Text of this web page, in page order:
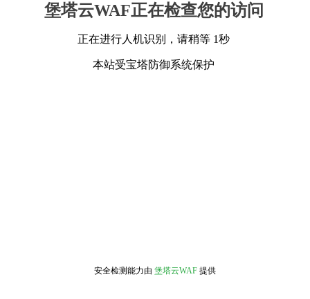
堡塔云WAF正在检查您的访问
正在进行人机识别，请稍等 1秒
本站受宝塔防御系统保护
安全检测能力由 堡塔云WAF 提供